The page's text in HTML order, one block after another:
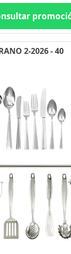
2-2026 - 40